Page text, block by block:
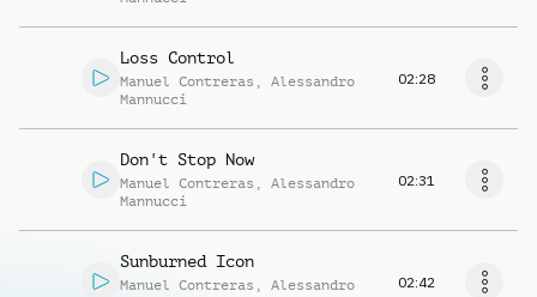
Loss Control
Manuel Contreras , Alessandro
Mannucci
02:28
Don't Stop Now
Manuel Contreras , Alessandro
Mannucci
02:31
Sunburned Icon
Manuel Contreras , Alessandro
02:42